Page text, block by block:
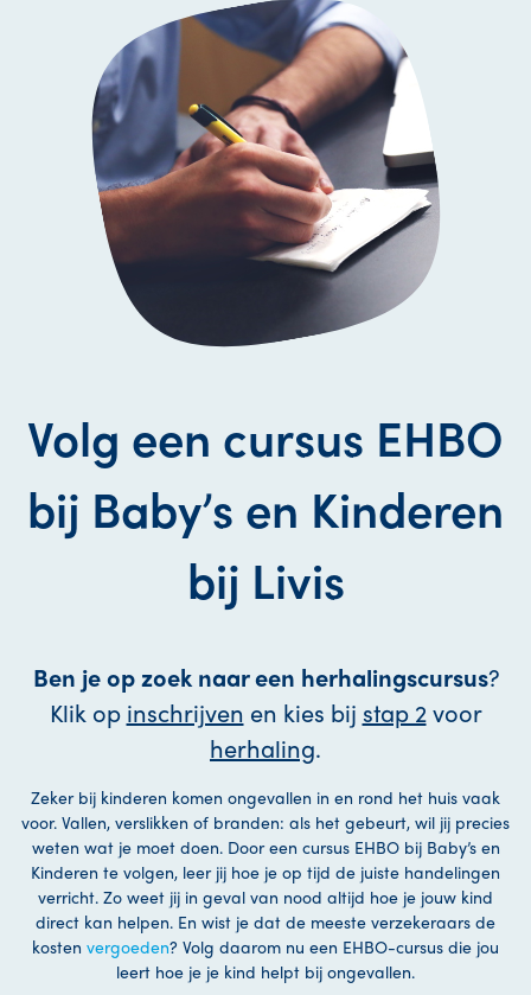
Volg een cursus EHBO
bij Baby’s en Kinderen
bij Livis
Ben je op zoek naar een herhalingscursus?
Klik op inschrijven en kies bij stap 2voor
herhaling.
Zeker bij kinderen komen ongevallen in en rond het huis vaak
voor. Vallen, verslikken of branden: als het gebeurt, wil jij precies
weten wat je moet doen. Door een cursus EHBO bij Baby’s en
Kinderen te volgen, leer jij hoe je op tijd de juiste handelingen
verricht. Zo weet jij in geval van nood altijd hoe je jouw kind
direct kan helpen. En wist je dat de meeste verzekeraars de
kosten vergoeden? Volg daarom nu een EHBO-cursus die jou
leert hoe je je kind helpt bij ongevallen.